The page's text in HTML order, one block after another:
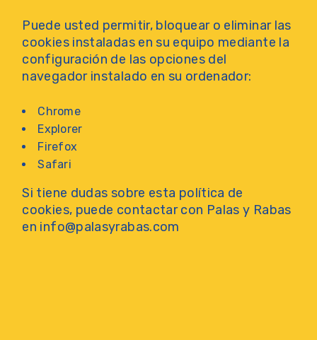
Puede usted permitir, bloquear o eliminar las
cookies instaladas en su equipo mediante la
configuración de las opciones del
navegador instalado en su ordenador:
Chrome
Explorer
Firefox
Safari
Si tiene dudas sobre esta política de
cookies, puede contactar con Palas y Rabas
en info@palasyrabas.com